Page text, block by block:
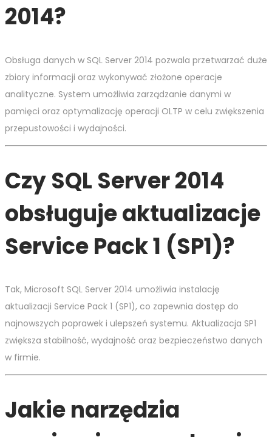
2014?
Obsługa danych w SQL Server 2014 pozwala przetwarzać duże
zbiory informacji oraz wykonywać złożone operacje
analityczne. System umożliwia zarządzanie danymi w
pamięci oraz optymalizację operacji OLTP w celu zwiększenia
przepustowości i wydajności.
Czy SQL Server 2014
obsługuje aktualizacje
Service Pack 1 (SP1)?
Tak, Microsoft SQL Server 2014 umożliwia instalację
aktualizacji Service Pack 1 (SP1), co zapewnia dostęp do
najnowszych poprawek i ulepszeń systemu. Aktualizacja SP1
zwiększa stabilność, wydajność oraz bezpieczeństwo danych
w firmie.
Jakie narzędzia